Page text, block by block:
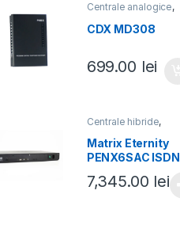
Centrale analogice,
Centrale telefonice
CDX MD308
699.00 lei
Centrale hibride,
Matrix Eternity
PENX6SAC ISDN
7,345.00 lei